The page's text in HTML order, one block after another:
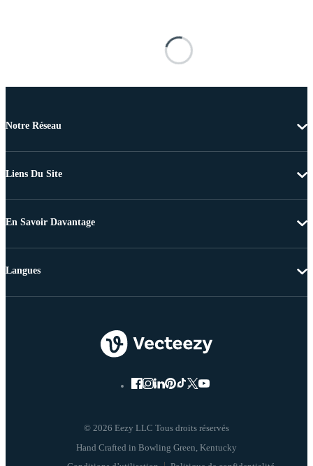
Notre Réseau
Liens Du Site
En Savoir Davantage
© 2026 Eezy LLC Tous droits réservés
Langues